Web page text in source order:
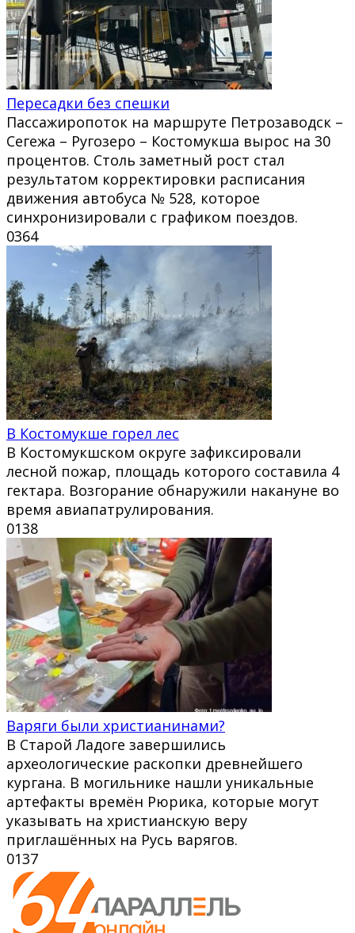
Пересадки без спешки
Пассажиропоток на маршруте Петрозаводск –
Сегежа – Ругозеро – Костомукша вырос на 30
процентов. Столь заметный рост стал
результатом корректировки расписания
движения автобуса № 528, которое
синхронизировали с графиком поездов.
0364
В Костомукше горел лес
В Костомукшском округе зафиксировали
лесной пожар, площадь которого составила 4
гектара. Возгорание обнаружили накануне во
время авиапатрулирования.
0138
Варяги были христианинами?
В Старой Ладоге завершились
археологические раскопки древнейшего
кургана. В могильнике нашли уникальные
артефакты времён Рюрика, которые могут
указывать на христианскую веру
приглашённых на Русь варягов.
0137